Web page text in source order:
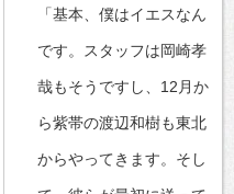
「基本、僕はイエスなん
です。スタッフは岡崎孝
哉もそうですし、12月か
ら紫帯の渡辺和樹も東北
からやってきます。そし